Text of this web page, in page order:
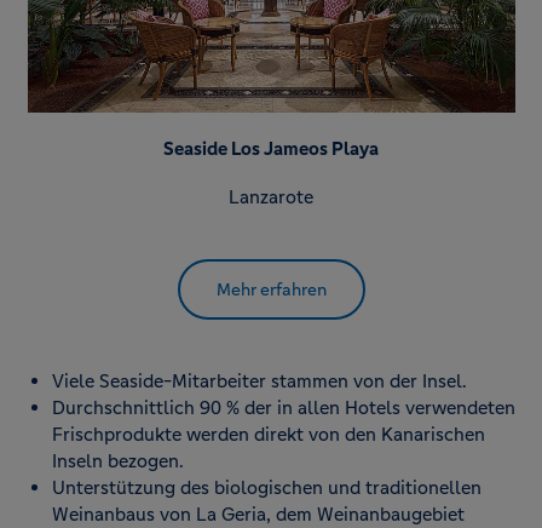
Seaside Los Jameos Playa
Lanzarote
Mehr erfahren
Viele Seaside-Mitarbeiter stammen von der Insel.
Durchschnittlich 90 % der in allen Hotels verwendeten
Frischprodukte werden direkt von den Kanarischen
Inseln bezogen.
Unterstützung des biologischen und traditionellen
Weinanbaus von La Geria, dem Weinanbaugebiet